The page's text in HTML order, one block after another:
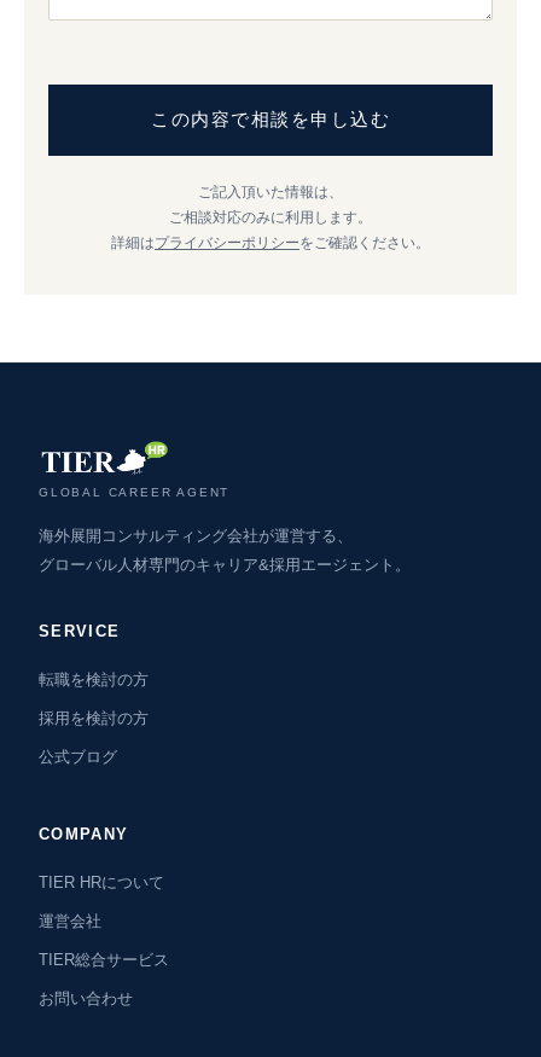
この内容で相談を申し込む
ご記入頂いた情報は、
ご相談対応のみに利用します。
詳細はプライバシーポリシーをご確認ください。
GLOBAL CAREER AGENT
海外展開コンサルティング会社が運営する、
グローバル人材専門のキャリア&採用エージェント。
SERVICE
転職を検討の方
採用を検討の方
公式ブログ
COMPANY
TIER HRについて
運営会社
TIER総合サービス
お問い合わせ